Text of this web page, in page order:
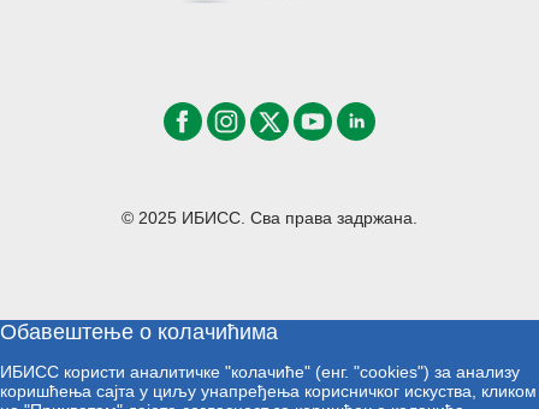
© 2025 ИБИСС. Сва права задржана.
Обавештење о колачићима
ИБИСС користи аналитичке "колачиће" (енг. "cookies") за анализу
коришћења сајта у циљу унапређења корисничког искуства, кликом